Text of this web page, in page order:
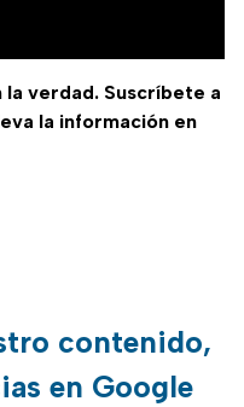
la verdad. Suscríbete a
la información en
contenido,
en Google